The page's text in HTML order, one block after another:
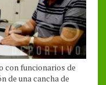
con funcionarios de
de una cancha de